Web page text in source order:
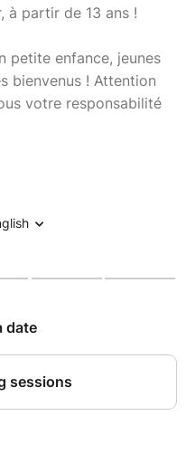
à partir de 13 ans !
petite enfance, jeunes
bienvenus ! Attention
votre responsabilité